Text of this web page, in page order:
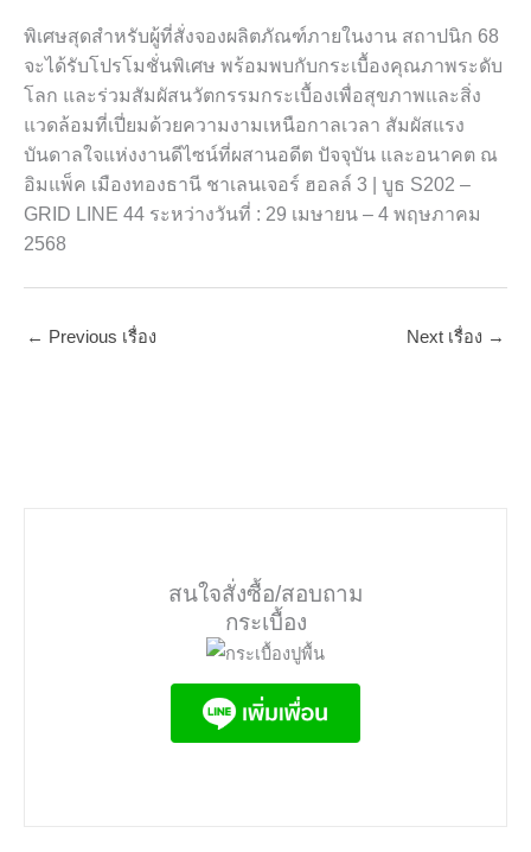
พิเศษสุดสำหรับผู้ที่สั่งจองผลิตภัณฑ์ภายในงาน สถาปนิก 68
จะได้รับโปรโมชั่นพิเศษ พร้อมพบกับกระเบื้องคุณภาพระดับ
โลก และร่วมสัมผัสนวัตกรรมกระเบื้องเพื่อสุขภาพและสิ่ง
แวดล้อมที่เปี่ยมด้วยความงามเหนือกาลเวลา สัมผัสแรง
บันดาลใจแห่งงานดีไซน์ที่ผสานอดีต ปัจจุบัน และอนาคต ณ
อิมแพ็ค เมืองทองธานี ชาเลนเจอร์ ฮอลล์ 3 | บูธ S202 –
GRID LINE 44 ระหว่างวันที่ : 29 เมษายน – 4 พฤษภาคม
2568
← Previous เรื่อง Next เรื่อง →
สนใจสั่งซื้อ/สอบถาม
กระเบื้อง